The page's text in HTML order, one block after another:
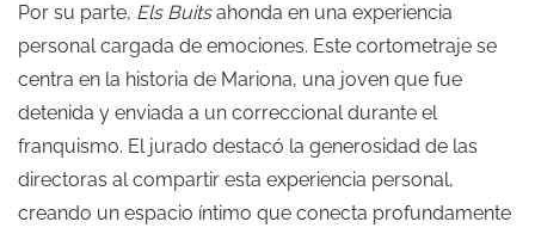
Por su parte, Els Buitsahonda en una experiencia
personal cargada de emociones. Este cortometraje se
centra en la historia de Mariona, una joven que fue
detenida y enviada a un correccional durante el
franquismo. El jurado destacó la generosidad de las
directoras al compartir esta experiencia personal,
creando un espacio íntimo que conecta profundamente